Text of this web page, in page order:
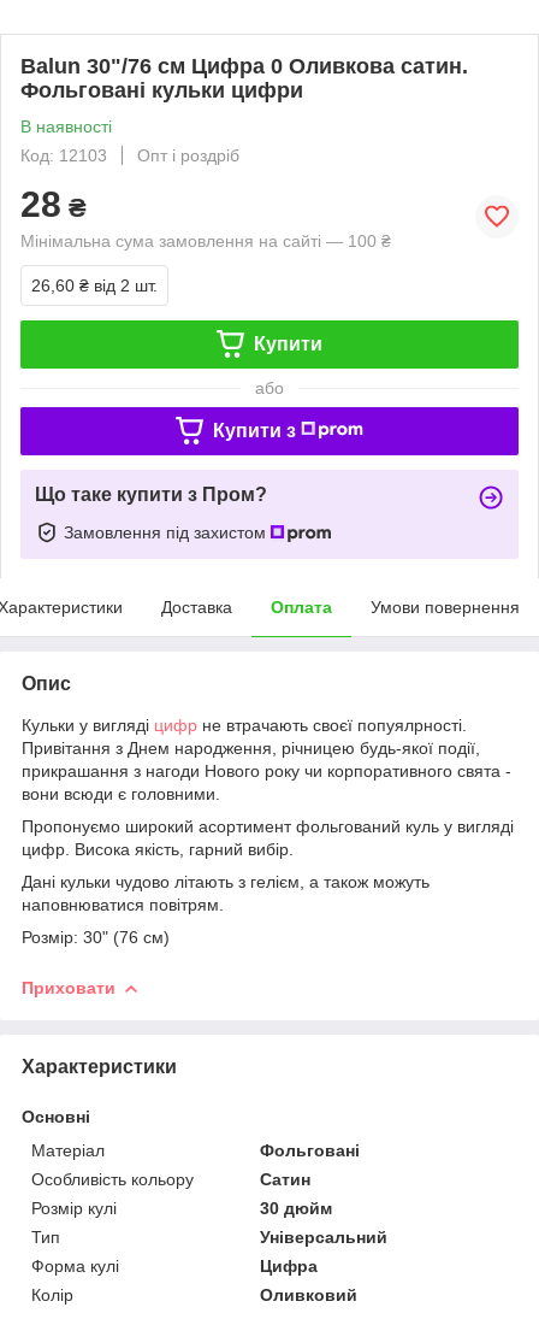
Balun 30"/76 см Цифра 0 Оливкова сатин.
Фольговані кульки цифри
В наявності
Код: 12103
Опт і роздріб
28 ₴
Мінімальна сума замовлення на сайті — 100 ₴
26,60 ₴ від 2 шт.
Купити
або
Купити з
Що таке купити з Пром?
Замовлення під захистом
Доставка Оплата Умови повернення
Опис
Кульки у вигляді цифр не втрачають своєї попуялрності.
Привітання з Днем народження, річницею будь-якої події,
прикрашання з нагоди Нового року чи корпоративного свята -
вони всюди є головними.
Пропонуємо широкий асортимент фольгований куль у вигляді
цифр. Висока якість, гарний вибір.
Дані кульки чудово літають з гелієм, а також можуть
наповнюватися повітрям.
Розмір: 30" (76 см)
Приховати
Характеристики
Основні
Матеріал
Фольговані
Особливість кольору
Сатин
Розмір кулі
30 дюйм
Тип
Універсальний
Форма кулі
Цифра
Колір
Оливковий